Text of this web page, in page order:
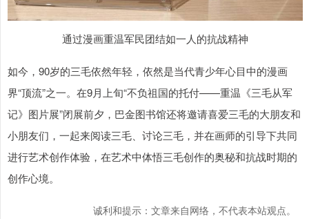
通过漫画重温军民团结如一人的抗战精神
如今，90岁的三毛依然年轻，依然是当代青少年心目中的漫画
界“顶流”之一。在9月上旬“不负祖国的托付——重温《三毛从军
记》图片展”闭展前夕，巴金图书馆还将邀请喜爱三毛的大朋友和
小朋友们，一起来阅读三毛、讨论三毛，并在画师的引导下共同
进行艺术创作体验，在艺术中体悟三毛创作的奥秘和抗战时期的
创作心境。
诚利和提示：文章来自网络，不代表本站观点。